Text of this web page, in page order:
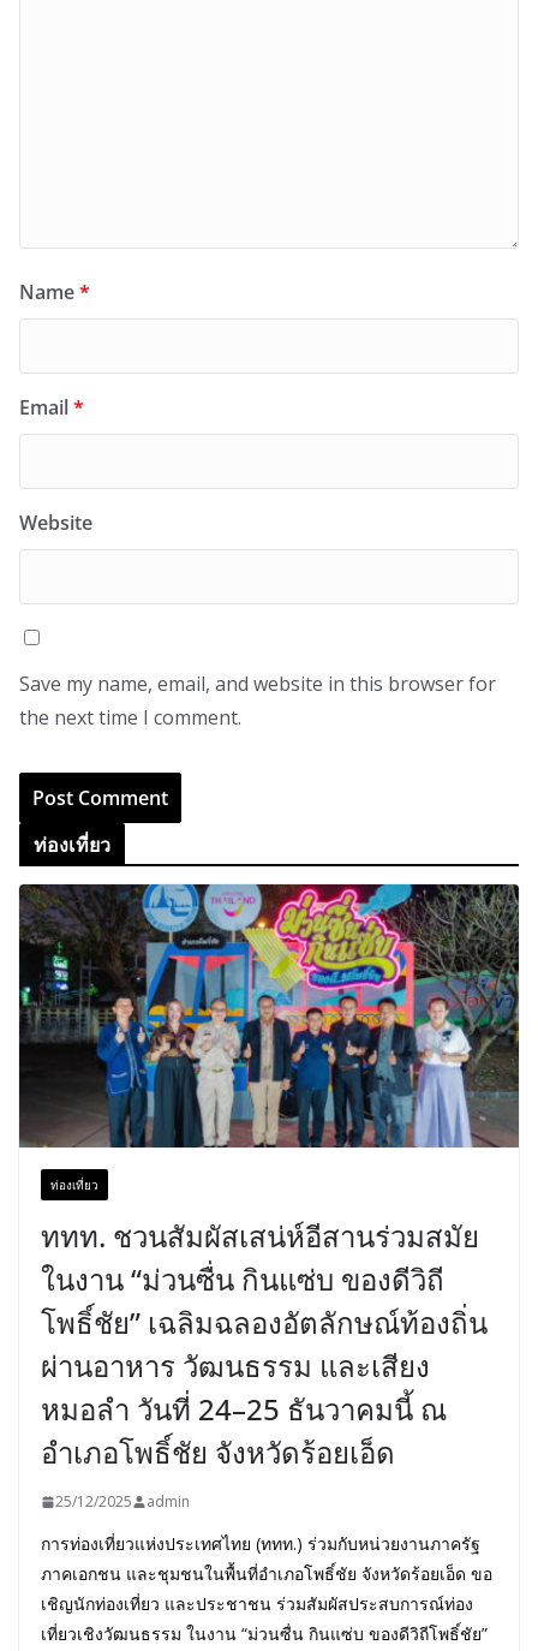
Name*
Email*
Website
Save my name, email, and website in this browser for
the next time I comment.
ท่องเที่ยว
ท่องเที่ยว
ททท. ชวนสัมผัสเสน่ห์อีสานร่วมสมัย
ในงาน “ม่วนซื่น กินแซ่บ ของดีวิถี
โพธิ์ชัย” เฉลิมฉลองอัตลักษณ์ท้องถิ่น
ผ่านอาหาร วัฒนธรรม และเสียง
หมอลำ วันที่ 24–25 ธันวาคมนี้ ณ
อำเภอโพธิ์ชัย จังหวัดร้อยเอ็ด
25/12/2025 admin
การท่องเที่ยวแห่งประเทศไทย (ททท.) ร่วมกับหน่วยงานภาครัฐ
ภาคเอกชน และชุมชนในพื้นที่อำเภอโพธิ์ชัย จังหวัดร้อยเอ็ด ขอ
เชิญนักท่องเที่ยว และประชาชน ร่วมสัมผัสประสบการณ์ท่อง
เที่ยวเชิงวัฒนธรรม ในงาน “ม่วนซื่น กินแซ่บ ของดีวิถีโพธิ์ชัย”